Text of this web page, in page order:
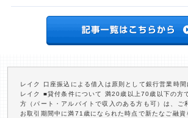
レイク 口座振込による借入は原則として銀行営業時間
レイク ■貸付条件について 満20歳以上70歳以下の方
方（パート・アルバイトで収入のある方も可）は、ご
お取引期間中に満71歳になられた時点で新たなご融資